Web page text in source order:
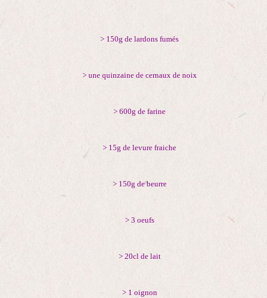
> 150g de lardons fumés
> une quinzaine de cernaux de noix
> 600g de farine
> 15g de levure fraiche
> 150g de beurre
> 3 oeufs
> 20cl de lait
> 1 oignon